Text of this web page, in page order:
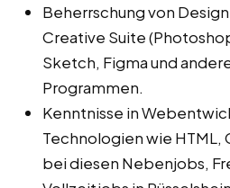
Beherrschung von
Creative Suite
Sketch, Figma und
Programmen.
Kenntnisse in
Technologien wie HTML,
bei diesen Nebenjobs,